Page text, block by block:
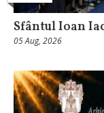
Sfântul Ioan
05 Aug, 2026